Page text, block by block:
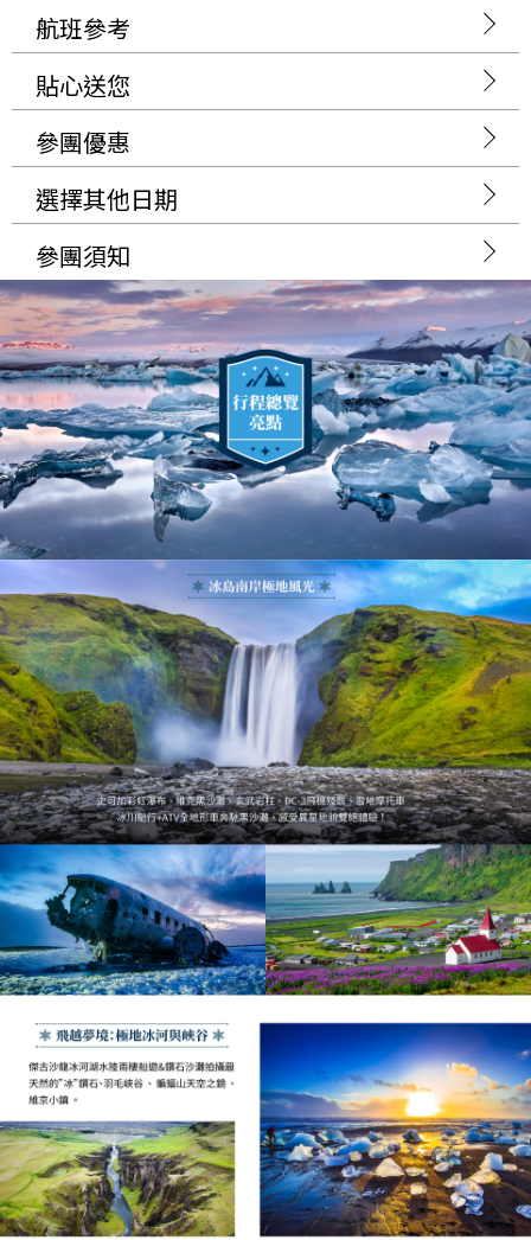
航班參考
貼心送您
參團優惠
選擇其他日期
參團須知